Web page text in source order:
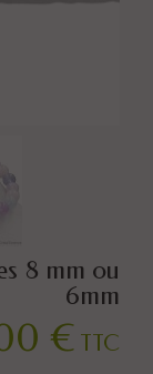
8 mm ou
6mm
€ TTC